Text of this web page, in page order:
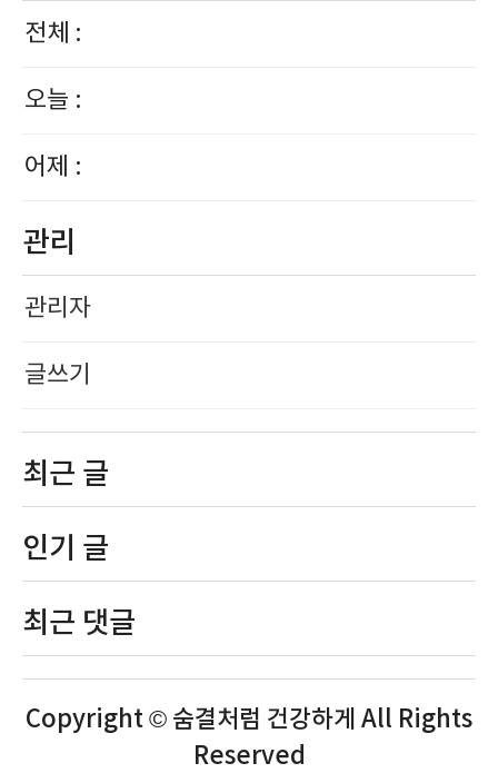
전체 :
오늘 :
어제 :
관리
관리자
글쓰기
최근 글
인기 글
최근 댓글
Copyright © 숨결처럼 건강하게 All Rights
Reserved